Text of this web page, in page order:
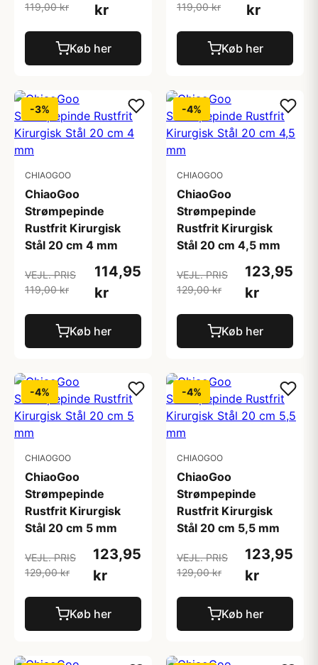
119,00 kr
kr
Køb her
119,00 kr
kr
Køb her
-3%
CHIAOGOO
ChiaoGoo
Strømpepinde
Rustfrit Kirurgisk
Stål 20 cm 4 mm
VEJL. PRIS
119,00 kr
114,95
kr
Køb her
-4%
CHIAOGOO
ChiaoGoo
Strømpepinde
Rustfrit Kirurgisk
Stål 20 cm 4,5 mm
VEJL. PRIS
129,00 kr
123,95
kr
Køb her
-4%
CHIAOGOO
ChiaoGoo
Strømpepinde
Rustfrit Kirurgisk
Stål 20 cm 5 mm
VEJL. PRIS
129,00 kr
123,95
kr
Køb her
-4%
CHIAOGOO
ChiaoGoo
Strømpepinde
Rustfrit Kirurgisk
Stål 20 cm 5,5 mm
VEJL. PRIS
129,00 kr
123,95
kr
Køb her